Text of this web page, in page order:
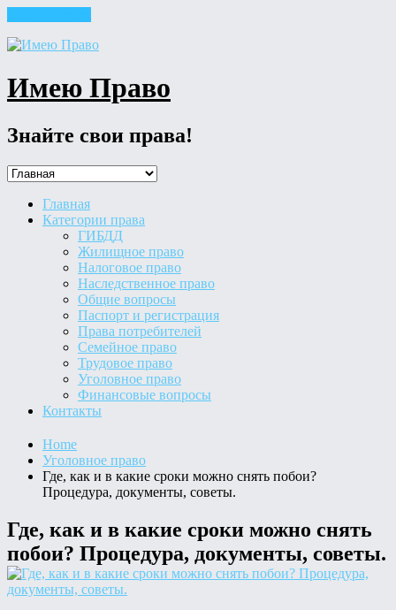
Имею Право
Знайте свои права!
Главная
Категории права
ГИБДД
Жилищное право
Налоговое право
Наследственное право
Общие вопросы
Паспорт и регистрация
Права потребителей
Семейное право
Трудовое право
Уголовное право
Финансовые вопросы
Контакты
Home
Уголовное право
Где, как и в какие сроки можно снять побои?
Процедура, документы, советы.
Где, как и в какие сроки можно снять
побои? Процедура, документы, советы.